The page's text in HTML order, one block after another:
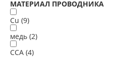
МАТЕРИАЛ ПРОВОДНИКА
Cu (9)
медь (2)
ССА (4)